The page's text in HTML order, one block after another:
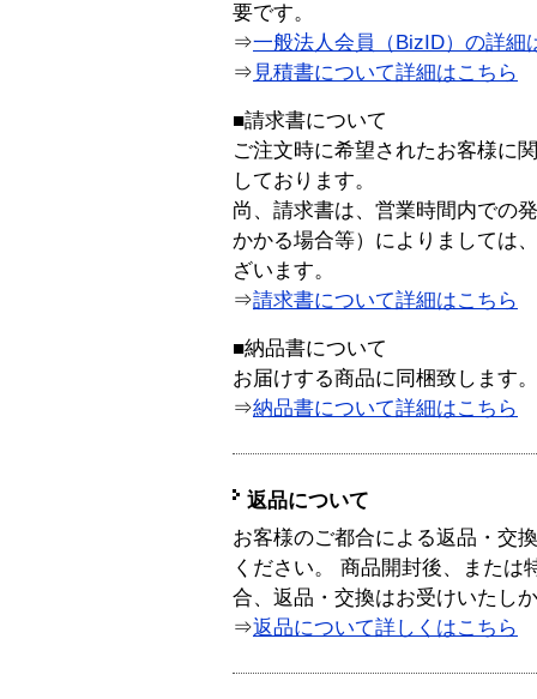
要です。
⇒一般法人会員（BizID）の詳細
⇒ 見積書について詳細はこちら
■請求書について
ご注文時に希望されたお客様に
しております。
尚、請求書は、営業時間内での
かかる場合等）によりましては
ざいます。
⇒請求書について詳細はこちら
■納品書について
お届けする商品に同梱致します。
⇒納品書について詳細はこちら
返品について
お客様のご都合による返品・交
ください。 商品開封後、または
合、返品・交換はお受けいたし
⇒返品について詳しくはこちら